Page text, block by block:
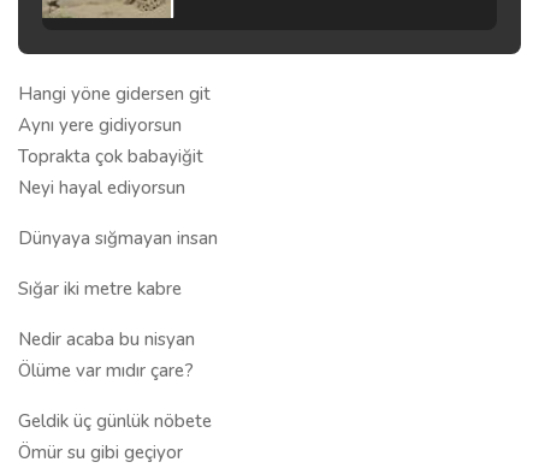
Hangi yöne gidersen git
Aynı yere gidiyorsun
Toprakta çok babayiğit
Neyi hayal ediyorsun
Dünyaya sığmayan insan
Sığar iki metre kabre
Nedir acaba bu nisyan
Ölüme var mıdır çare?
Geldik üç günlük nöbete
Ömür su gibi geçiyor